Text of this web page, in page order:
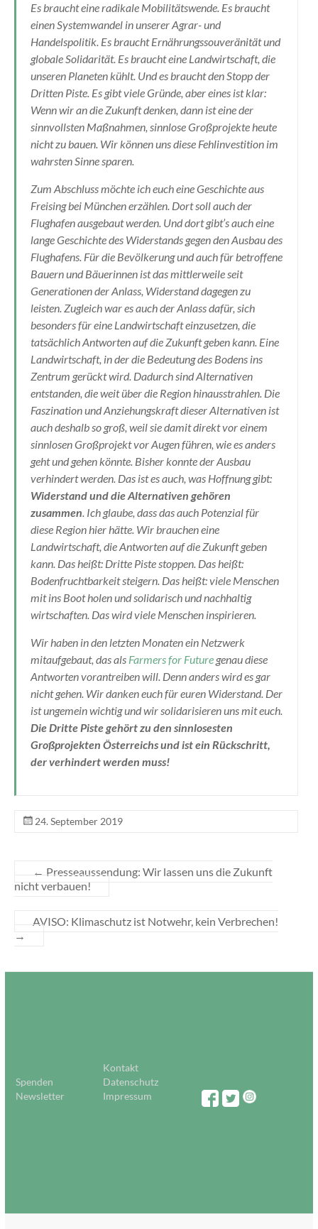
Es braucht eine radikale Mobilitätswende. Es braucht
einen Systemwandel in unserer Agrar- und
Handelspolitik. Es braucht Ernährungssouveränität und
globale Solidarität. Es braucht eine Landwirtschaft, die
unseren Planeten kühlt. Und es braucht den Stopp der
Dritten Piste. Es gibt viele Gründe, aber eines ist klar:
Wenn wir an die Zukunft denken, dann ist eine der
sinnvollsten Maßnahmen, sinnlose Großprojekte heute
nicht zu bauen. Wir können uns diese Fehlinvestition im
wahrsten Sinne sparen.
Zum Abschluss möchte ich euch eine Geschichte aus
Freising bei München erzählen. Dort soll auch der
Flughafen ausgebaut werden. Und dort gibt’s auch eine
lange Geschichte des Widerstands gegen den Ausbau des
Flughafens. Für die Bevölkerung und auch für betroffene
Bauern und Bäuerinnen ist das mittlerweile seit
Generationen der Anlass, Widerstand dagegen zu
leisten. Zugleich war es auch der Anlass dafür, sich
besonders für eine Landwirtschaft einzusetzen, die
tatsächlich Antworten auf die Zukunft geben kann. Eine
Landwirtschaft, in der die Bedeutung des Bodens ins
Zentrum gerückt wird. Dadurch sind Alternativen
entstanden, die weit über die Region hinausstrahlen. Die
Faszination und Anziehungskraft dieser Alternativen ist
auch deshalb so groß, weil sie damit direkt vor einem
sinnlosen Großprojekt vor Augen führen, wie es anders
geht und gehen könnte. Bisher konnte der Ausbau
verhindert werden. Das ist es auch, was Hoffnung gibt:
Widerstand und die Alternativen gehören
zusammen. Ich glaube, dass das auch Potenzial für
diese Region hier hätte. Wir brauchen eine
Landwirtschaft, die Antworten auf die Zukunft geben
kann. Das heißt: Dritte Piste stoppen. Das heißt:
Bodenfruchtbarkeit steigern. Das heißt: viele Menschen
mit ins Boot holen und solidarisch und nachhaltig
wirtschaften. Das wird viele Menschen inspirieren.
Wir haben in den letzten Monaten ein Netzwerk
mitaufgebaut, das als Farmers for Futuregenau diese
Antworten vorantreiben will. Denn anders wird es gar
nicht gehen. Wir danken euch für euren Widerstand. Der
ist ungemein wichtig und wir solidarisieren uns mit euch.
Die Dritte Piste gehört zu den sinnlosesten
Großprojekten Österreichs und ist ein Rückschritt,
der verhindert werden muss!
24. September 2019
← Presseaussendung: Wir lassen uns die Zukunft
nicht verbauen!
AVISO: Klimaschutz ist Notwehr, kein Verbrechen!
→
Kontakt
Spenden
Datenschutz
Newsletter
Impressum